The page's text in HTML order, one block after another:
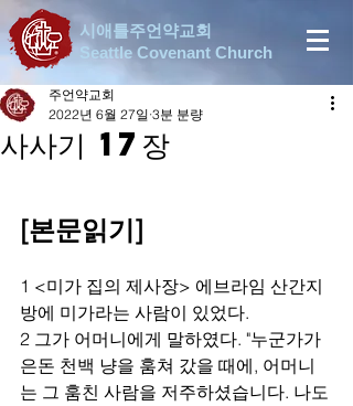
시애틀주언약교회
Seattle Covenant Church
사사기 17장
주언약교회
2022년 6월 27일 3분 분량
[본문읽기]
1 <미가 집의 제사장> 에브라임 산간지
방에 미가라는 사람이 있었다.
2 그가 어머니에게 말하였다. "누군가가
은돈 천백 냥을 훔쳐 갔을 때에, 어머니
는 그 훔친 사람을 저주하셨습니다. 나도